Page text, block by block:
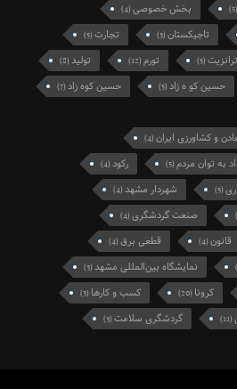
(5) بخش خصوصی(4)
تاجیکستان(3) تجارت(5)
ترانزیت(5) تورم(12) تولید(8)
حسین کو ه زاد(5) حسین کوه زاد(7)
و کشاورزی ایران(4)
به توان مردم(5) رکود(4)
(5) شهردار مشهد(4)
صنعت گردشگری(4)
قانون(4) قطعی برق(4)
نمایشگاه بین‌المللی مشهد(3)
کرونا (20) کسب و کارها (3)
(11) گردشگری سلامت(3)